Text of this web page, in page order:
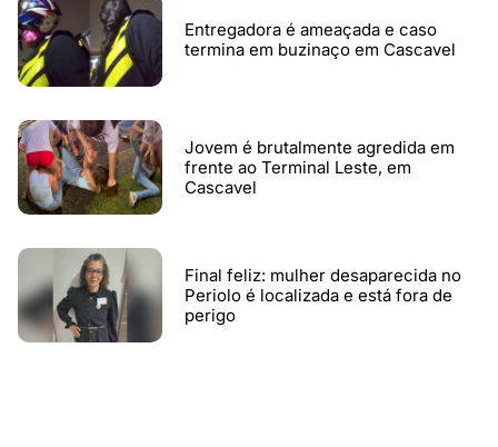
Entregadora é ameaçada e caso
termina em buzinaço em Cascavel
Jovem é brutalmente agredida em
frente ao Terminal Leste, em
Cascavel
Final feliz: mulher desaparecida no
Periolo é localizada e está fora de
perigo